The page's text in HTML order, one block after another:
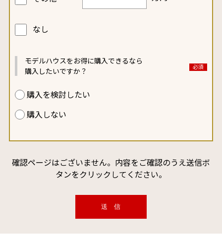
なし
モデルハウスをお得に購入できるなら
購入したいですか？
購入を検討したい
購入しない
確認ページはございません。内容をご確認のうえ送信ボ
タンをクリックしてください。